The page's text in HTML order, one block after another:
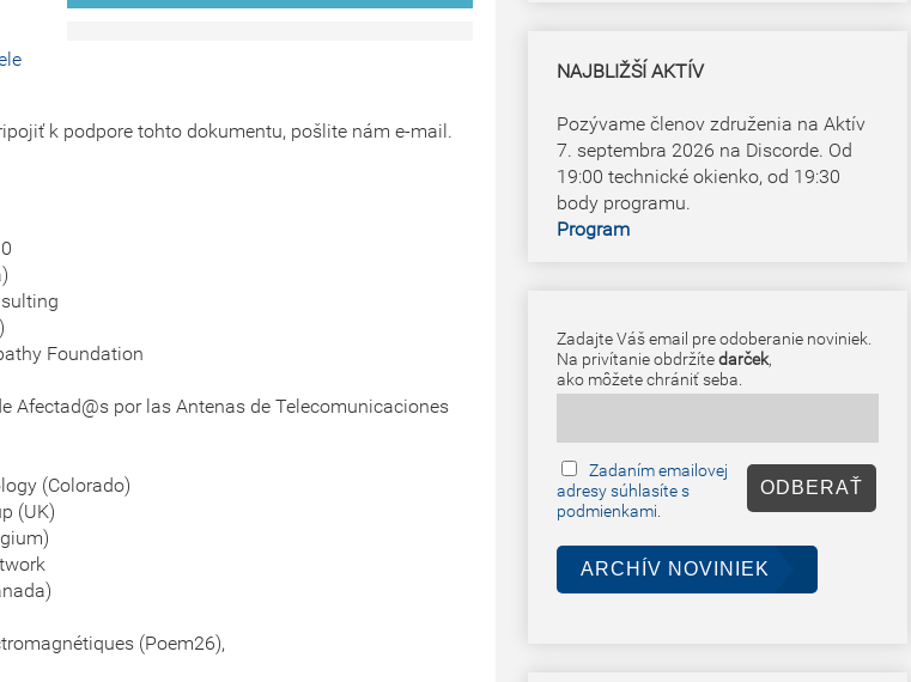
k podpore tohto dokumentu, pošlite nám e-mail.
Foundation
Afectad@s por las Antenas de Telecomunicaciones
(Colorado)
(UK)
(Poem26),
NAJBLIŽŠÍ AKTÍV
Pozývame členov združenia na Aktív
7. septembra 2026 na Discorde. Od
19:00 technické okienko, od 19:30
body programu.
Program
Zadajte Váš email pre odoberanie noviniek.
Na privítanie obdržítedarček,
ako môžete chrániť seba.
Zadaním emailovej
adresy súhlasíte s
podmienkami.
ARCHÍV NOVINIEK